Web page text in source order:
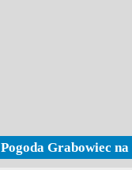
Pogoda Grabowiec